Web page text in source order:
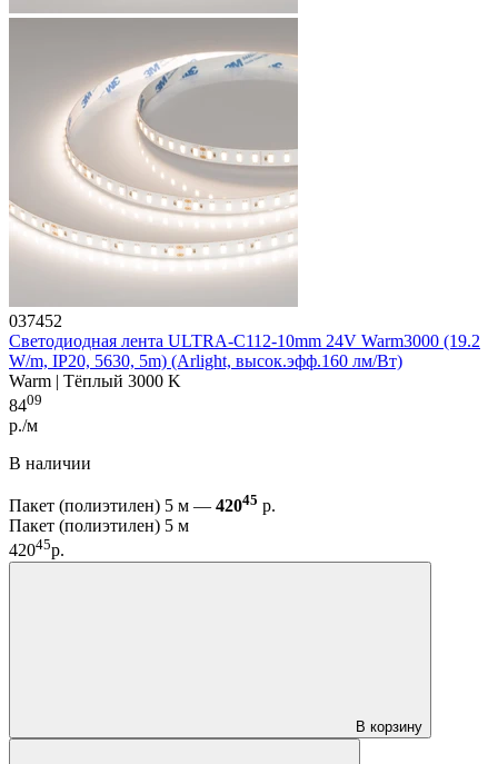
037452
Светодиодная лента ULTRA-C112-10mm 24V Warm3000 (19.2
W/m, IP20, 5630, 5m) (Arlight, высок.эфф.160 лм/Вт)
Warm | Тёплый 3000 K
8409
р./м
В наличии
Пакет (полиэтилен) 5 м — 42045 р.
Пакет (полиэтилен) 5 м
42045р.
В корзину